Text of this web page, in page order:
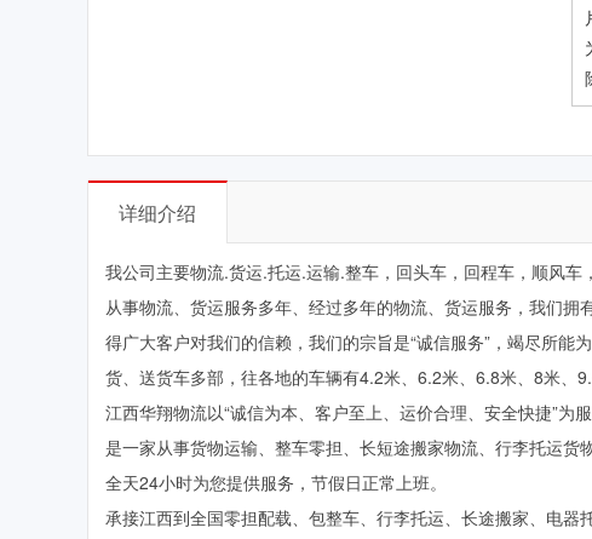
详细介绍
我公司主要物流.货运.托运.运输.整车，回头车，回程车，顺风
从事物流、货运服务多年、经过多年的物流、货运服务，我们
得广大客户对我们的信赖，我们的宗旨是“诚信服务”，竭尽所
货、送货车多部，往各地的车辆有4.2米、6.2米、6.8米、8米、
江西华翔物流以“诚信为本、客户至上、运价合理、安全快捷”为
是一家从事货物运输、整车零担、长短途搬家物流、行李托运货
全天24小时为您提供服务，节假日正常上班。
承接江西到全国零担配载、包整车、行李托运、长途搬家、电器